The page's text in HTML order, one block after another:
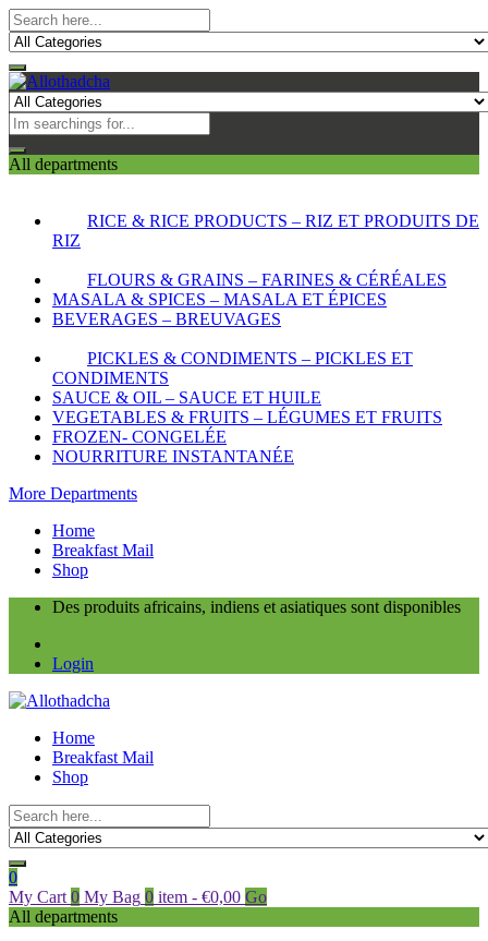
All departments
RICE & RICE PRODUCTS – RIZ ET PRODUITS DE
RIZ
FLOURS & GRAINS – FARINES & CÉRÉALES
MASALA & SPICES – MASALA ET ÉPICES
BEVERAGES – BREUVAGES
PICKLES & CONDIMENTS – PICKLES ET
CONDIMENTS
SAUCE & OIL – SAUCE ET HUILE
VEGETABLES & FRUITS – LÉGUMES ET FRUITS
FROZEN- CONGELÉE
NOURRITURE INSTANTANÉE
More Departments
Home
Breakfast Mail
Shop
Des produits africains, indiens et asiatiques sont disponibles
Login
Home
Breakfast Mail
Shop
0
My Cart 0 My Bag 0 item - €0,00 Go
All departments